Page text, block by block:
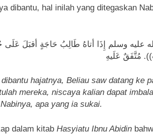
dibantu, hal inilah yang ditegaskan
مُتَّفَقٌ عَلَيهِ
hajatnya, Beliau saw datang ke
mereka, niscaya kalian dapat
apa yang ia sukai.
dalam kitab Hasyiatu Ibnu Abidin